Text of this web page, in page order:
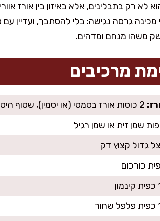
לא רק בתבלינים, אלא באיזון בין אורז
מכינה גרסה נגישה: בלי להסתבך, ועדיין
משהו מנחם ומדהים.
מרכיבים